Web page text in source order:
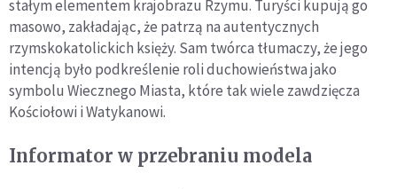
stałym elementem krajobrazu Rzymu. Turyści kupują go
masowo, zakładając, że patrzą na autentycznych
rzymskokatolickich księży. Sam twórca tłumaczy, że jego
intencją było podkreślenie roli duchowieństwa jako
symbolu Wiecznego Miasta, które tak wiele zawdzięcza
Kościołowi i Watykanowi.
Informator w przebraniu modela